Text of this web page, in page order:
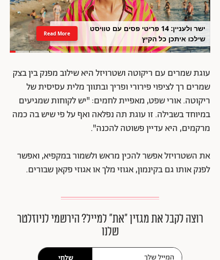
ישר ולעניין: 14 פריטי פסים עם טוויסט
שילכו איתכן כל הקיץ
Read More
עוגת שמרים עם ריקוטה ושטרויזל היא שילוב מפנק בין בצק
שמרים רך לציפוי פירורי ופריך ובתווך מלית עסיסית של
ריקוטה. אורי שפט, מאפיית לחמים: "יש לקוחות שמגיעים
במיוחד בשבילה. זו עוגת תה נפלאה ואף על פי שיש בה כמה
מרקמים, היא עדיין פשוטה להכנה".
את השטרויזל אפשר להכין מראש ולשמור במקפיא, ואפשר
לפנק אותו גם בקינמון, אגוזי מלך או אגוזי פקאן שבורים.
רוצה לקבל את מגזין ״את״ למייל? הירשמי לניוזלטר
שלנו
שלחי